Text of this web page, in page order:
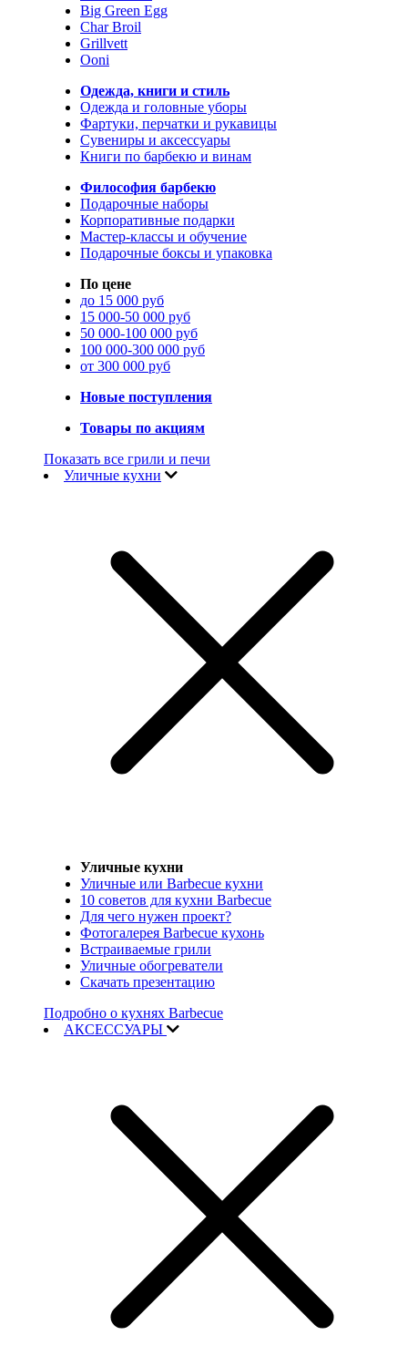
Big Green Egg
Char Broil
Grillvett
Ooni
Одежда, книги и стиль
Одежда и головные уборы
Фартуки, перчатки и рукавицы
Сувениры и аксессуары
Книги по барбекю и винам
Философия барбекю
Подарочные наборы
Корпоративные подарки
Мастер-классы и обучение
Подарочные боксы и упаковка
По цене
до 15 000 руб
15 000-50 000 руб
50 000-100 000 руб
100 000-300 000 руб
от 300 000 руб
Новые поступления
Товары по акциям
Показать все грили и печи
Уличные кухни
Уличные кухни
Уличные или Barbecue кухни
10 советов для кухни Barbecue
Для чего нужен проект?
Фотогалерея Barbecue кухонь
Встраиваемые грили
Уличные обогреватели
Скачать презентацию
Подробно о кухнях Barbecue
АКСЕССУАРЫ